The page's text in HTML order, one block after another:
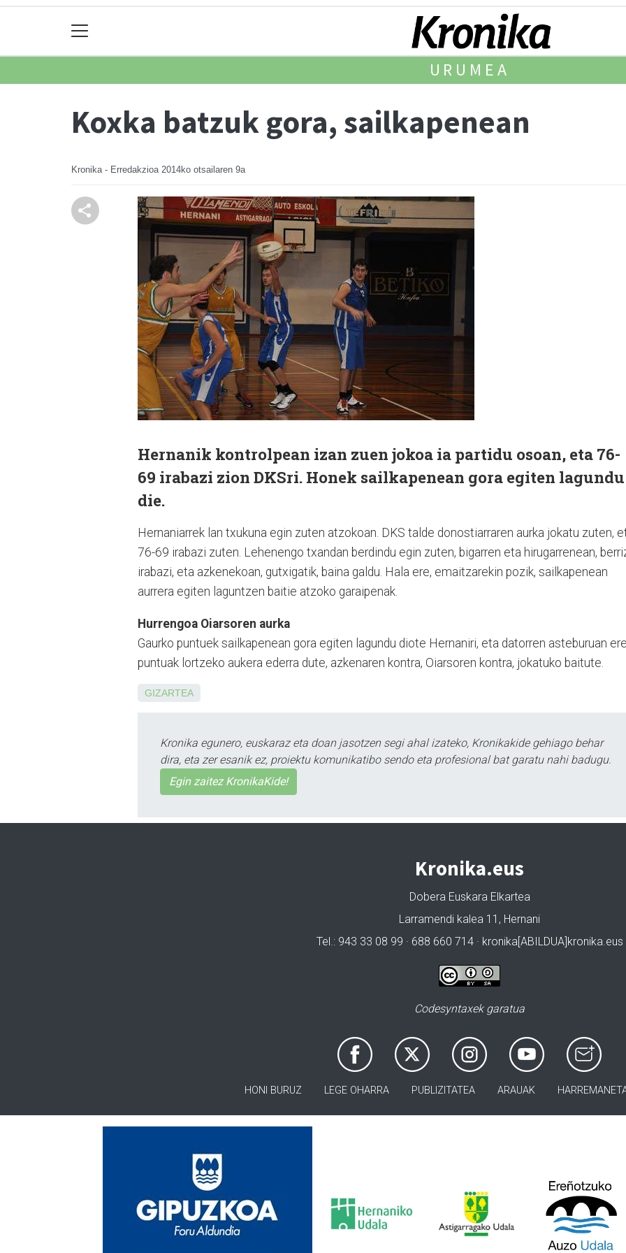
URUMEA
Koxka batzuk gora, sailkapenean
Kronika - Erredakzioa 2014ko otsailaren 9a
Hernanik kontrolpean izan zuen jokoa ia partidu osoan, eta 76-
69 irabazi zion DKSri. Honek sailkapenean gora egiten lagundu
die.
Hernaniarrek lan txuku­na egin zuten atzokoan. DKS talde donostiarraren aurka jokatu zuten,
76-69 irabazi zuten. Lehenengo txandan berdindu egin zuten, bigarren eta hirugarrenean,
ira­bazi, eta azkenekoan, gutxi­gatik, baina galdu. Hala ere, emaitzarekin pozik, sailkape­nean
aurrera egiten laguntzen baitie atzoko garaipenak.
Hurrengoa Oiarsoren aurka
Gaurko puntuek sailkapenean gora egiten lagundu diote Hernaniri, eta datorren aste­buruan
puntuak lortzeko aukera ederra dute, azkenaren kontra, Oiarsoren kontra, jokatuko baitute.
GIZARTEA
Kronika egunero, euskaraz eta doan jasotzen segi ahal izateko, Kronikakide gehiago behar
dira, eta zer esanik ez, proiektu komunikatibo sendo eta profesional bat garatu nahi badugu.
Egin zaitez KronikaKide!
Kronika.eus
Dobera Euskara Elkartea
Larramendi kalea 11, Hernani
Tel.: 943 33 08 99 · 688 660 714 · kronika[ABILDUA]kronika.eus
Codesyntaxek garatua
HONI BURUZ LEGE OHARRA PUBLIZITATEA ARAUAK